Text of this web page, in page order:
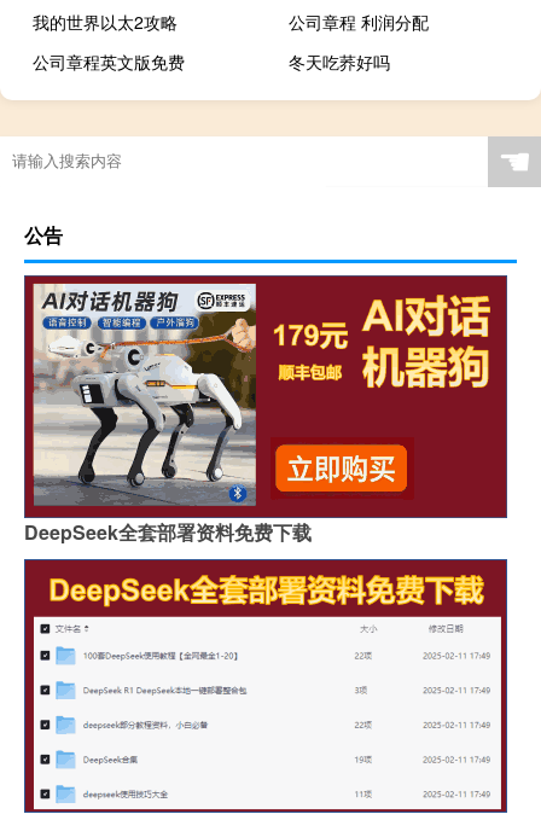
我的世界以太2攻略
公司章程 利润分配
公司章程英文版免费
冬天吃荞好吗
☚
公告
DeepSeek全套部署资料免费下载